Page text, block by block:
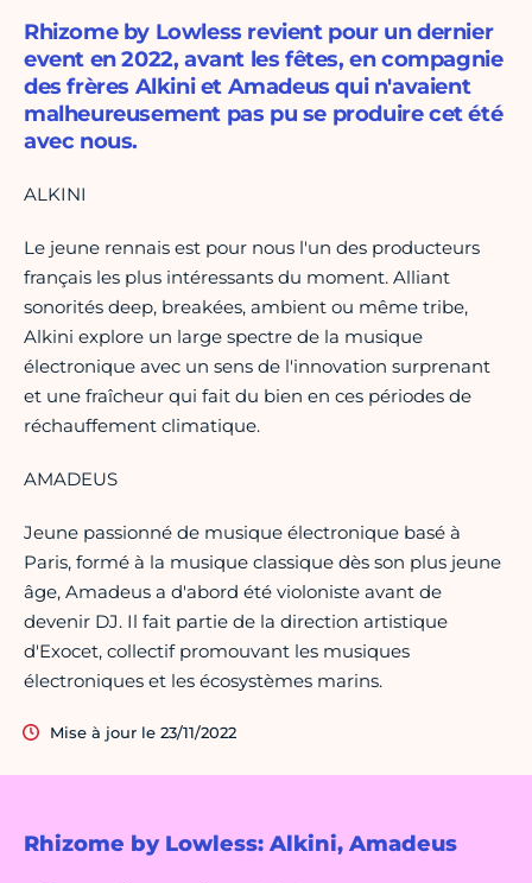
Rhizome by Lowless: Alkini, Amadeus
Rhizome by Lowless revient pour un dernier
event en 2022, avant les fêtes, en compagnie
des frères Alkini et Amadeus qui n'avaient
malheureusement pas pu se produire cet été
avec nous.
ALKINI
Le jeune rennais est pour nous l'un des producteurs
français les plus intéressants du moment. Alliant
sonorités deep, breakées, ambient ou même tribe,
Alkini explore un large spectre de la musique
électronique avec un sens de l'innovation surprenant
et une fraîcheur qui fait du bien en ces périodes de
réchauffement climatique.
AMADEUS
Jeune passionné de musique électronique basé à
Paris, formé à la musique classique dès son plus jeune
âge, Amadeus a d'abord été violoniste avant de
devenir DJ. Il fait partie de la direction artistique
d'Exocet, collectif promouvant les musiques
électroniques et les écosystèmes marins.
Mise à jour le 23/11/2022